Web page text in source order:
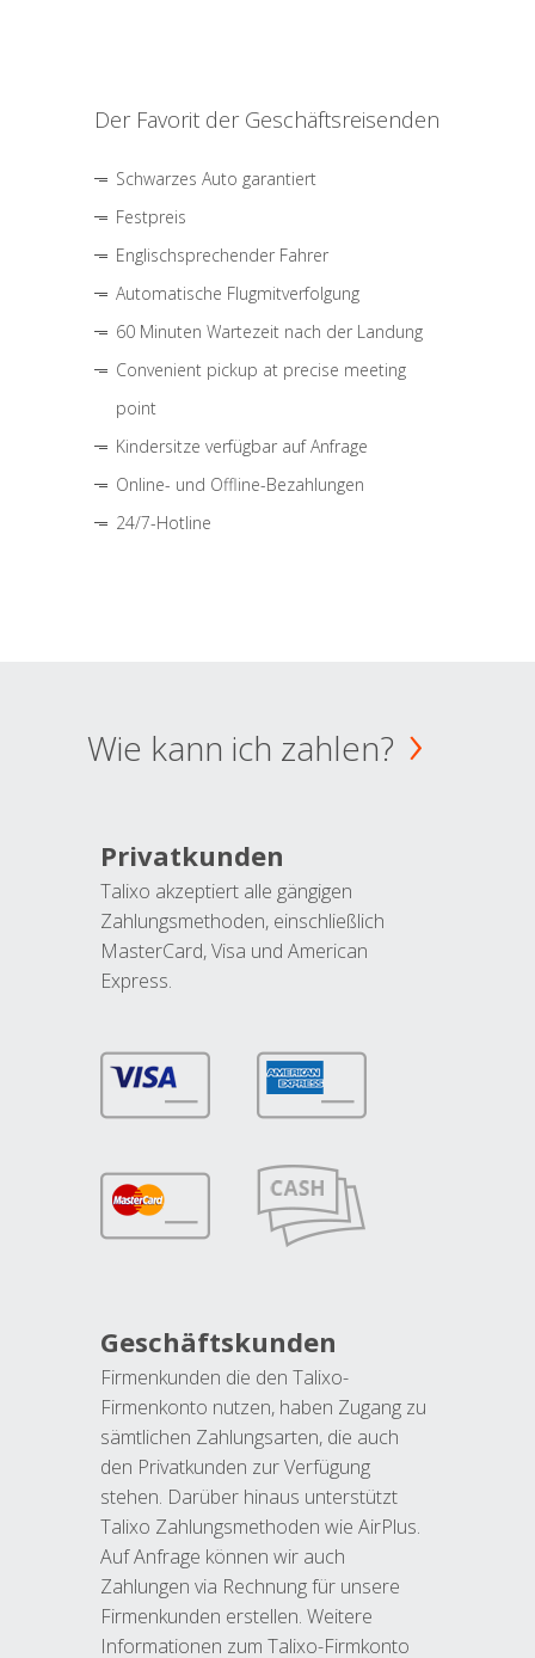
Der Favorit der Geschäftsreisenden
Schwarzes Auto garantiert
Festpreis
Englischsprechender Fahrer
Automatische Flugmitverfolgung
60 Minuten Wartezeit nach der Landung
Convenient pickup at precise meeting
point
Kindersitze verfügbar auf Anfrage
Online- und Offline-Bezahlungen
24/7-Hotline
Wie kann ich zahlen?
Privatkunden
Talixo akzeptiert alle gängigen
Zahlungsmethoden, einschließlich
MasterCard, Visa und American
Express.
Geschäftskunden
Firmenkunden die den Talixo-
Firmenkonto nutzen, haben Zugang zu
sämtlichen Zahlungsarten, die auch
den Privatkunden zur Verfügung
stehen. Darüber hinaus unterstützt
Talixo Zahlungsmethoden wie AirPlus.
Auf Anfrage können wir auch
Zahlungen via Rechnung für unsere
Firmenkunden erstellen. Weitere
Informationen zum Talixo-Firmkonto